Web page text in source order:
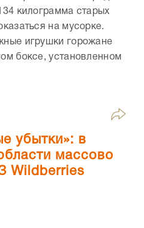
килограмма старых
на мусорке.
игрушки горожане
боксе, установленном
убытки»: в
массово
Wildberries